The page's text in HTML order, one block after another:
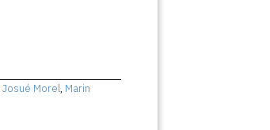
Josué Morel, Marin